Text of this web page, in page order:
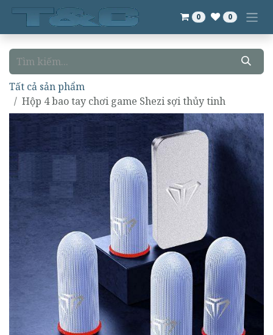
Bỏ qua để đến Nội dung
0 0
Tất cả sản phẩm
Hộp 4 bao tay chơi game Shezi sợi thủy tinh